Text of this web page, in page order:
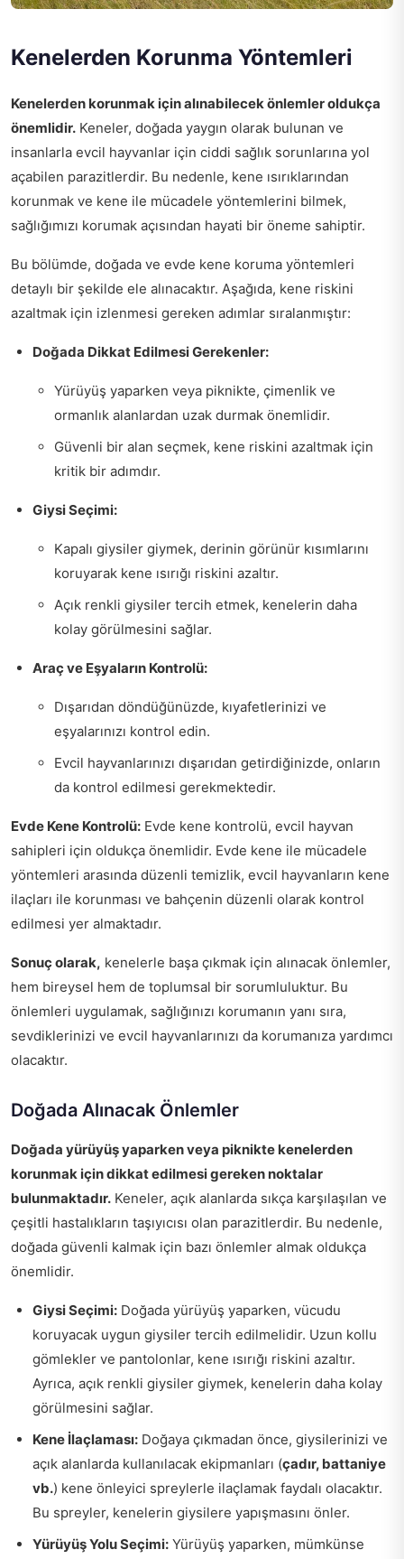
Kenelerden Korunma Yöntemleri
Kenelerden korunmak için alınabilecek önlemler oldukça
önemlidir. Keneler, doğada yaygın olarak bulunan ve
insanlarla evcil hayvanlar için ciddi sağlık sorunlarına yol
açabilen parazitlerdir. Bu nedenle, kene ısırıklarından
korunmak ve kene ile mücadele yöntemlerini bilmek,
sağlığımızı korumak açısından hayati bir öneme sahiptir.
Bu bölümde, doğada ve evde kene koruma yöntemleri
detaylı bir şekilde ele alınacaktır. Aşağıda, kene riskini
azaltmak için izlenmesi gereken adımlar sıralanmıştır:
Doğada Dikkat Edilmesi Gerekenler:
Yürüyüş yaparken veya piknikte, çimenlik ve
ormanlık alanlardan uzak durmak önemlidir.
Güvenli bir alan seçmek, kene riskini azaltmak için
kritik bir adımdır.
Giysi Seçimi:
Kapalı giysiler giymek, derinin görünür kısımlarını
koruyarak kene ısırığı riskini azaltır.
Açık renkli giysiler tercih etmek, kenelerin daha
kolay görülmesini sağlar.
Araç ve Eşyaların Kontrolü:
Dışarıdan döndüğünüzde, kıyafetlerinizi ve
eşyalarınızı kontrol edin.
Evcil hayvanlarınızı dışarıdan getirdiğinizde, onların
da kontrol edilmesi gerekmektedir.
Evde Kene Kontrolü: Evde kene kontrolü, evcil hayvan
sahipleri için oldukça önemlidir. Evde kene ile mücadele
yöntemleri arasında düzenli temizlik, evcil hayvanların kene
ilaçları ile korunması ve bahçenin düzenli olarak kontrol
edilmesi yer almaktadır.
Sonuç olarak, kenelerle başa çıkmak için alınacak önlemler,
hem bireysel hem de toplumsal bir sorumluluktur. Bu
önlemleri uygulamak, sağlığınızı korumanın yanı sıra,
sevdiklerinizi ve evcil hayvanlarınızı da korumanıza yardımcı
olacaktır.
Doğada Alınacak Önlemler
Doğada yürüyüş yaparken veya piknikte kenelerden
korunmak için dikkat edilmesi gereken noktalar
bulunmaktadır. Keneler, açık alanlarda sıkça karşılaşılan ve
çeşitli hastalıkların taşıyıcısı olan parazitlerdir. Bu nedenle,
doğada güvenli kalmak için bazı önlemler almak oldukça
önemlidir.
Giysi Seçimi: Doğada yürüyüş yaparken, vücudu
koruyacak uygun giysiler tercih edilmelidir. Uzun kollu
gömlekler ve pantolonlar, kene ısırığı riskini azaltır.
Ayrıca, açık renkli giysiler giymek, kenelerin daha kolay
görülmesini sağlar.
Kene İlaçlaması: Doğaya çıkmadan önce, giysilerinizi ve
açık alanlarda kullanılacak ekipmanları (çadır, battaniye
vb.) kene önleyici spreylerle ilaçlamak faydalı olacaktır.
Bu spreyler, kenelerin giysilere yapışmasını önler.
Yürüyüş Yolu Seçimi: Yürüyüş yaparken, mümkünse